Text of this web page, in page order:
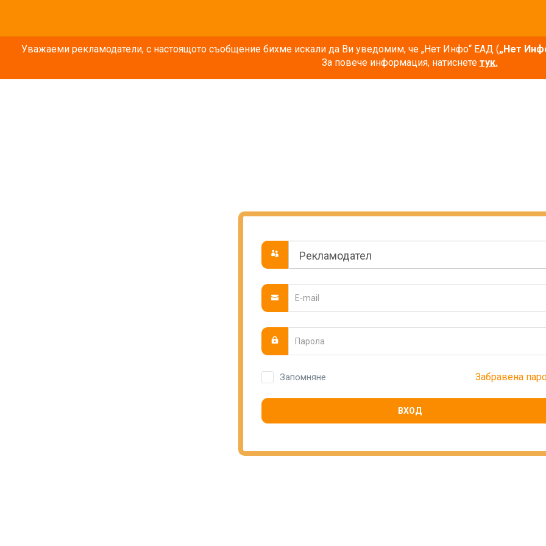
Уважаеми рекламодатели, с настоящото съобщение бихме искали да Ви уведомим, че „Нет Инфо“ ЕАД („Нет
За повече информация, натиснете тук.
Запомняне Забравена
ВХОД